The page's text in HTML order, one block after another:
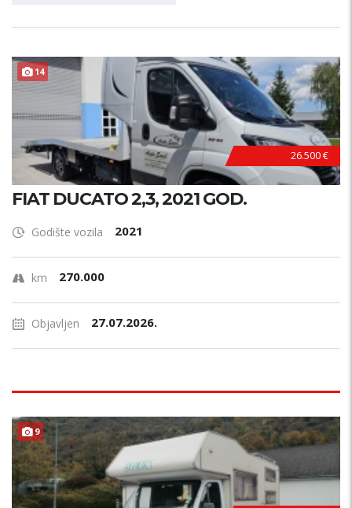
14
26.500 €
FIAT DUCATO 2,3, 2021 GOD.
Godište vozila 2021
km 270.000
Objavljen 27.07.2026.
9